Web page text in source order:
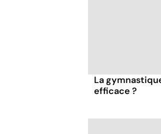
La
efficace ?